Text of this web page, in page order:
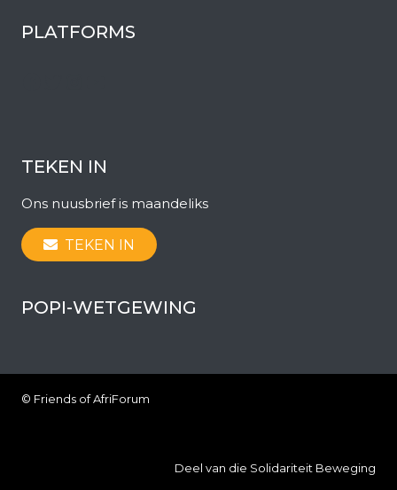
PLATFORMS
TEKEN IN
Ons nuusbrief is maandeliks
TEKEN IN
POPI-WETGEWING
© Friends of AfriForum
Deel van die Solidariteit Beweging